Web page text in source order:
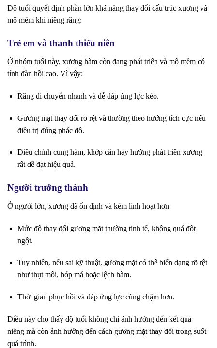
Độ tuổi quyết định phần lớn khả năng thay đổi cấu trúc xương và
mô mềm khi niềng răng:
Trẻ em và thanh thiếu niên
Ở nhóm tuổi này, xương hàm còn đang phát triển và mô mềm có
tính đàn hồi cao. Vì vậy:
Răng di chuyển nhanh và dễ đáp ứng lực kéo.
Gương mặt thay đổi rõ rệt và thường theo hướng tích cực nếu
điều trị đúng phác đồ.
Điều chỉnh cung hàm, khớp cắn hay hướng phát triển xương
rất dễ đạt hiệu quả.
Người trưởng thành
Ở người lớn, xương đã ổn định và kém linh hoạt hơn:
Mức độ thay đổi gương mặt thường tinh tế, không quá đột
ngột.
Tuy nhiên, nếu sai kỹ thuật, gương mặt có thể biến dạng rõ rệt
như thụt môi, hóp má hoặc lệch hàm.
Thời gian phục hồi và đáp ứng lực cũng chậm hơn.
Điều này cho thấy độ tuổi không chỉ ảnh hưởng đến kết quả
niềng mà còn ảnh hưởng đến cách gương mặt thay đổi trong suốt
quá trình.